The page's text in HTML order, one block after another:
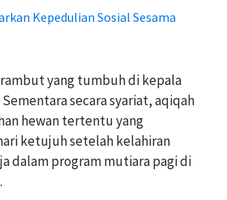
Kepedulian Sosial Sesama
yang tumbuh di kepala
secara syariat, aqiqah
hewan tertentu yang
ketujuh setelah kelahiran
dalam program mutiara pagi di